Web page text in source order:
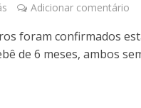
Adicionar comentário
foram confirmados
de 6 meses, ambos